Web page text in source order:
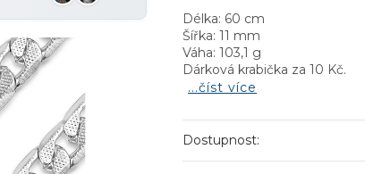
Délka: 60 cm
Šířka: 11 mm
Váha: 103,1 g
Dárková krabička za 10 Kč.
...číst více
Dostupnost: